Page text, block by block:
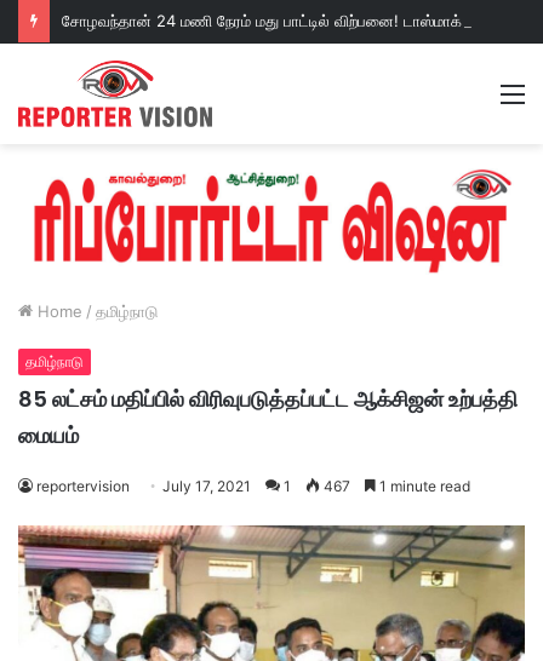
Home / தமிழ்நாடு
தமிழ்நாடு
85 லட்சம் மதிப்பில் விரிவுபடுத்தப்பட்ட ஆக்சிஜன் உற்பத்தி
மையம்
reportervision July 17, 2021 1 467 1 minute read